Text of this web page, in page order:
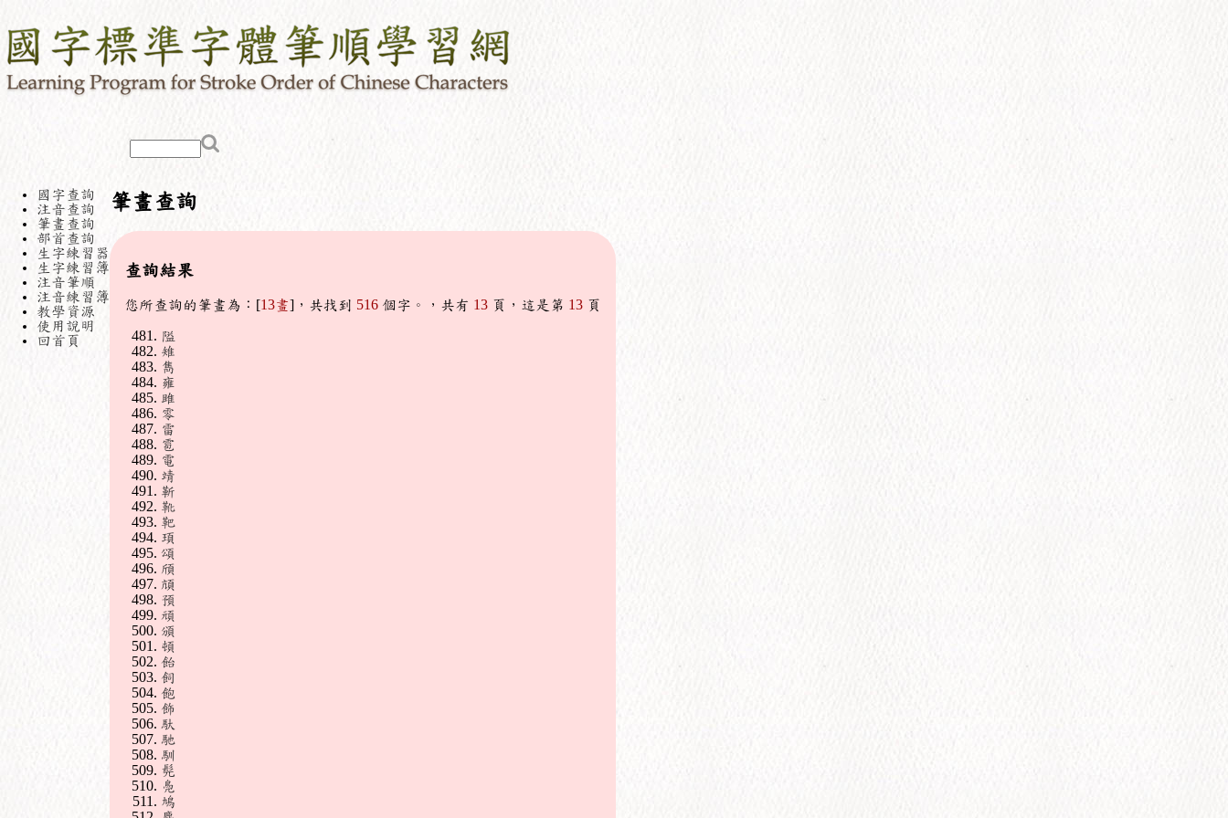
國字查詢
注音查詢
筆畫查詢
部首查詢
生字練習器
生字練習簿
注音筆順
注音練習簿
教學資源
使用說明
回首頁
筆畫查詢
查詢結果
您所查詢的筆畫為：[13畫]，共找到 516 個字。，共有 13 頁，這是第 13 頁
隘
雉
雋
雍
雎
零
雷
雹
電
靖
靳
靴
靶
頊
頌
頎
頏
預
頑
頒
頓
飴
飼
飽
飾
馱
馳
馴
髡
鳧
鳩